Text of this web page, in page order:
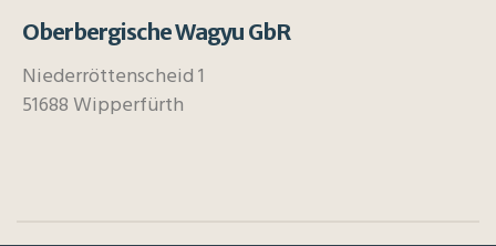
Oberbergische Wagyu GbR
Niederröttenscheid 1
51688 Wipperfürth